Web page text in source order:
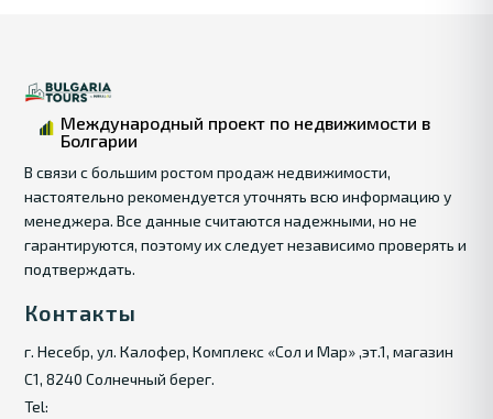
Международный проект по недвижимости в
Болгарии
В связи с большим ростом продаж недвижимости,
настоятельно рекомендуется уточнять всю информацию у
менеджера. Все данные считаются надежными, но не
гарантируются, поэтому их следует независимо проверять и
подтверждать.
Контакты
г. Несебр, ул. Калофер, Комплекс «Сол и Мар» ,эт.1, магазин
С1, 8240 Солнечный берег.
Tel: